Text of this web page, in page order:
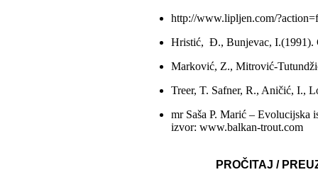
http://www.lipljen.com/
Hristić, Đ., Bunjevac, I.(1991).
Marković, Z., Mitrović-
Treer, T. Safner, R., Aničić, I.,
mr Saša P. Marić – Evolucijska
izvor: www.balkan-trout.com
PROČITAJ /